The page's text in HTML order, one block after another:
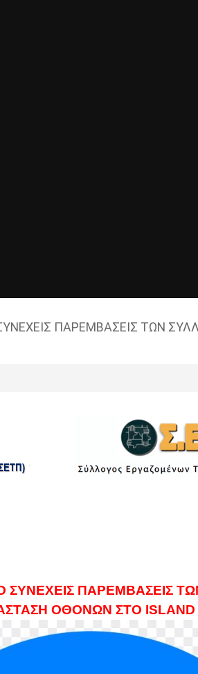
ΠΑΡΕΜΒΑΣΕΙΣ ΤΩΝ
ΣΥΝΕΧΕΙΣ ΠΑΡΕΜΒΑΣΕΙΣ
ΟΘΟΝΩΝ ΣΤΟ ISLAND